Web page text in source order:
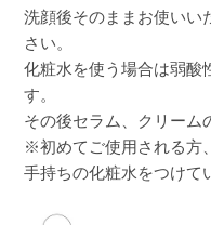
洗顔後そのままお使いい
さい。
化粧水を使う場合は弱酸
す。
その後セラム、クリーム
※初めてご使用される方
手持ちの化粧水をつけて